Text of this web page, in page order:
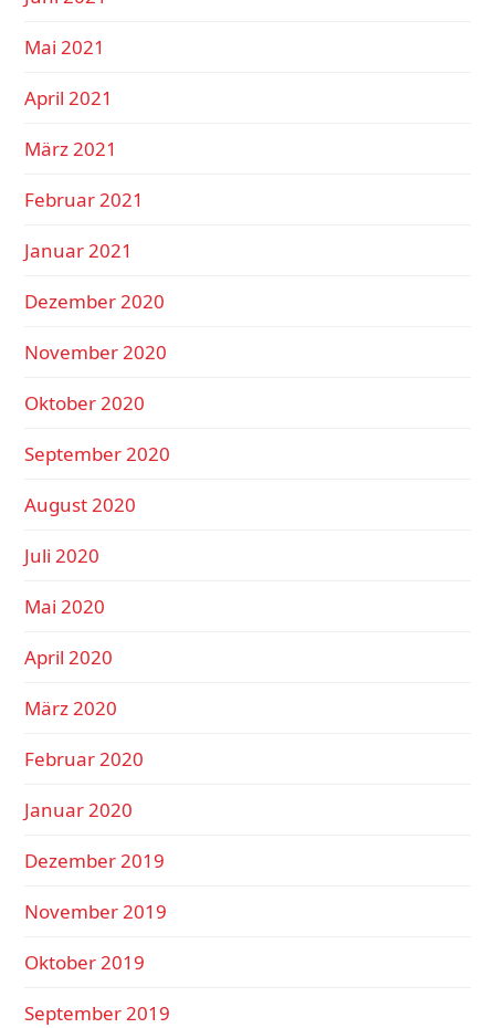
Mai 2021
April 2021
März 2021
Februar 2021
Januar 2021
Dezember 2020
November 2020
Oktober 2020
September 2020
August 2020
Juli 2020
Mai 2020
April 2020
März 2020
Februar 2020
Januar 2020
Dezember 2019
November 2019
Oktober 2019
September 2019